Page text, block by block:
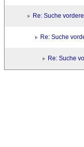
Re: Suche
Re: Suche
Re: Suche